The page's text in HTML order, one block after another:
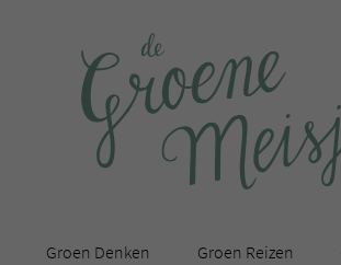
Groen Denken Groen Reizen